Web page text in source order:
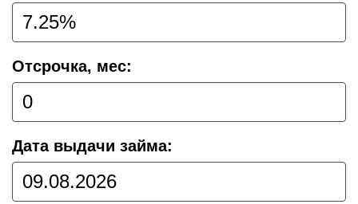
Отсрочка, мес:
Дата выдачи займа: